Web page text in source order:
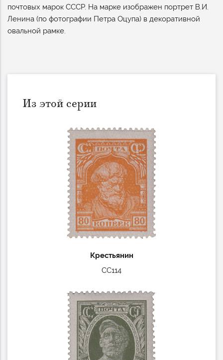
почтовых марок СССР. На марке изображен портрет В.И.
Ленина (по фотографии Петра Оцупа) в декоративной
овальной рамке.
Из этой серии
Крестьянин
СС114